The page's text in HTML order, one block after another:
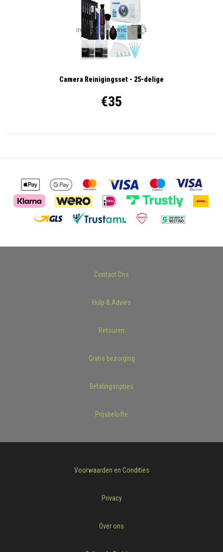
Camera Reinigingsset - 25-delige
€35
Contact Ons
Hulp & Advies
Retouren
Gratis bezorging
Betalingsopties
Prijsbelofte
Voorwaarden en Condities
Privacy
Over ons